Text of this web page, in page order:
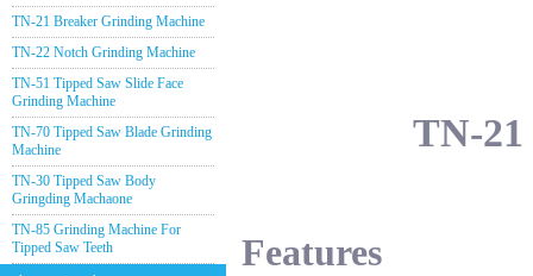
TN-21 Breaker Grinding Machine
TN-22 Notch Grinding Machine
TN-51 Tipped Saw Slide Face
Grinding Machine
TN-70 Tipped Saw Blade Grinding
Machine
TN-30 Tipped Saw Body
Gringding Machaone
TN-85 Grinding Machine For
Tipped Saw Teeth
TN-
Features